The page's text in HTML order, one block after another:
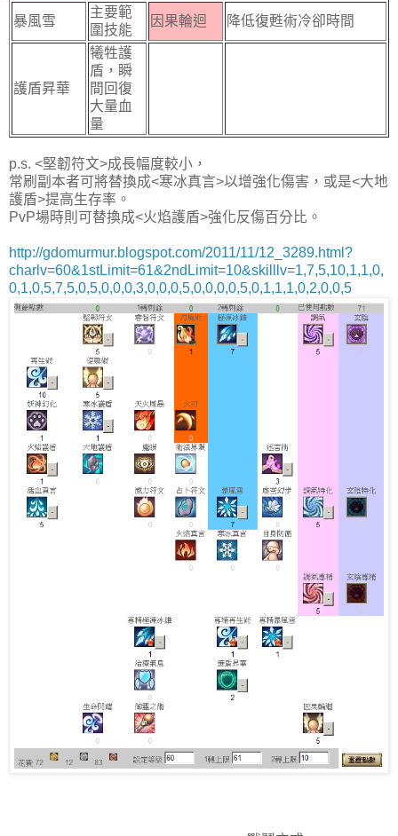
暴風雪
主要範
圍技能
因果輪迴 降低復甦術冷卻時間
護盾昇華
犧牲護
盾，瞬
間回復
大量血
量
p.s. <堅韌符文>成長幅度較小，
常刷副本者可將替換成<寒冰真言>以增強化傷害，或是<大地
護盾>提高生存率。
PvP場時則可替換成<火焰護盾>強化反傷百分比。
http://gdomurmur.blogspot.com/2011/11/12_3289.html?
charlv=60&1stLimit=61&2ndLimit=10&skilllv=1,7,5,10,1,1,0,
0,1,0,5,7,5,0,5,0,0,0,3,0,0,0,5,0,0,0,0,5,0,1,1,1,0,2,0,0,5